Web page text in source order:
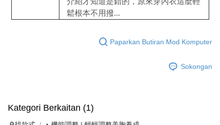
鬆根本不用撥…
Paparkan Butiran Mod Komputer
Sokongan
Kategori Berkaitan (1)